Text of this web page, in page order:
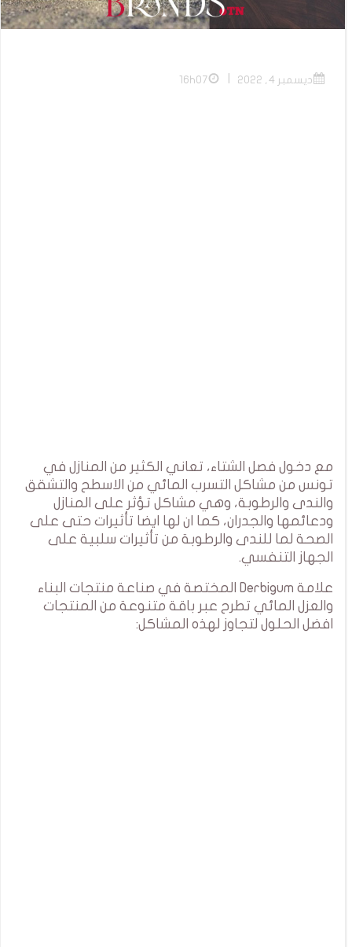
ديسمبر 4, 2022 16h07
مع دخول فصل الشتاء، تعاني الكثير من المنازل في
تونس من مشاكل التسرب المائي من الاسطح والتشقق
والندى والرطوبة، وهي مشاكل تؤثر على المنازل
ودعائمها والجدران، كما ان لها ايضا تأثيرات حتى على
الصحة لما للندى والرطوبة من تأثيرات سلبية على
الجهاز التنفسي.
علامة Derbigum المختصة في صناعة منتجات البناء
والعزل المائي تطرح عبر باقة متنوعة من المنتجات
افضل الحلول لتجاوز لهذه المشاكل: